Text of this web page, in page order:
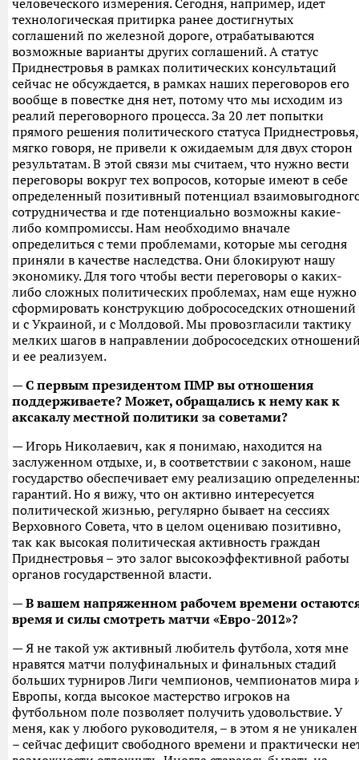
человеческого измерения. Сегодня, например, идет
технологическая притирка ранее достигнутых
соглашений по железной дороге, отрабатываются
возможные варианты других соглашений. А статус
Приднестровья в рамках политических консультаций
сейчас не обсуждается, в рамках наших переговоров его
вообще в повестке дня нет, потому что мы исходим из
реалий переговорного процесса. За 20 лет попытки
прямого решения политического статуса Приднестровья,
мягко говоря, не привели к ожидаемым для двух сторон
результатам. В этой связи мы считаем, что нужно вести
переговоры вокруг тех вопросов, которые имеют в себе
определенный позитивный потенциал
сотрудничества и где потенциально возможны какие-
либо компромиссы. Нам необходимо вначале
определиться с теми проблемами, которые мы сегодня
приняли в качестве наследства. Они блокируют нашу
экономику. Для того чтобы вести переговоры о каких-
либо сложных политических проблемах, нам еще нужно
сформировать конструкцию добрососедских отношений
и с Украиной, и с Молдовой. Мы провозгласили тактику
мелких шагов в направлении добрососедских
и ее реализуем.
— С первым президентом ПМР вы отношения
поддерживаете? Может, обращались к нему как к
аксакалу местной политики за советами?
— Игорь Николаевич, как я понимаю, находится на
заслуженном отдыхе, и, в соответствии с законом, наше
государство обеспечивает ему реализацию
гарантий. Но я вижу, что он активно интересуется
политической жизнью, регулярно бывает на сессиях
Верховного Совета, что в целом оцениваю позитивно,
так как высокая политическая активность граждан
Приднестровья – это залог высокоэффективной работы
органов государственной власти.
— В вашем напряженном рабочем времени
время и силы смотреть матчи «Евро-2012»?
— Я не такой уж активный любитель футбола, хотя мне
нравятся матчи полуфинальных и финальных стадий
больших турниров Лиги чемпионов, чемпионатов мира
Европы, когда высокое мастерство игроков на
футбольном поле позволяет получить удовольствие. У
меня, как у любого руководителя, – в этом я не уникален
– сейчас дефицит свободного времени и практически